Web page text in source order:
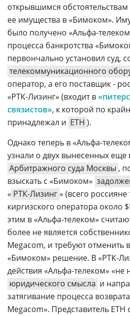
открывшимся
ее имущества в «Бимоком».
было получено «Альфа-
процесса банкротства
первончально установил суд,
телекоммуникационного
оператор, а его поставщик -
«РТК-Лизинг» (входит в
связистов», к которой по
принадлежал и ETH ).
Однако теперь в «Альфа-
узнали о двух вынесенных еще
Арбитражного суда Москвы ,
взыскать с «Бимоком»
« РТК-Лизинг» (всего россияне
киргизского оператора около
этим в «Альфа-телеком»
более не является
Megacom, и требуют отменить
«Бимоком» решение. В «РТК-
действия «Альфа-телеком» «не
юридического смысла и
затягивание процесса
Megacom». Представитель